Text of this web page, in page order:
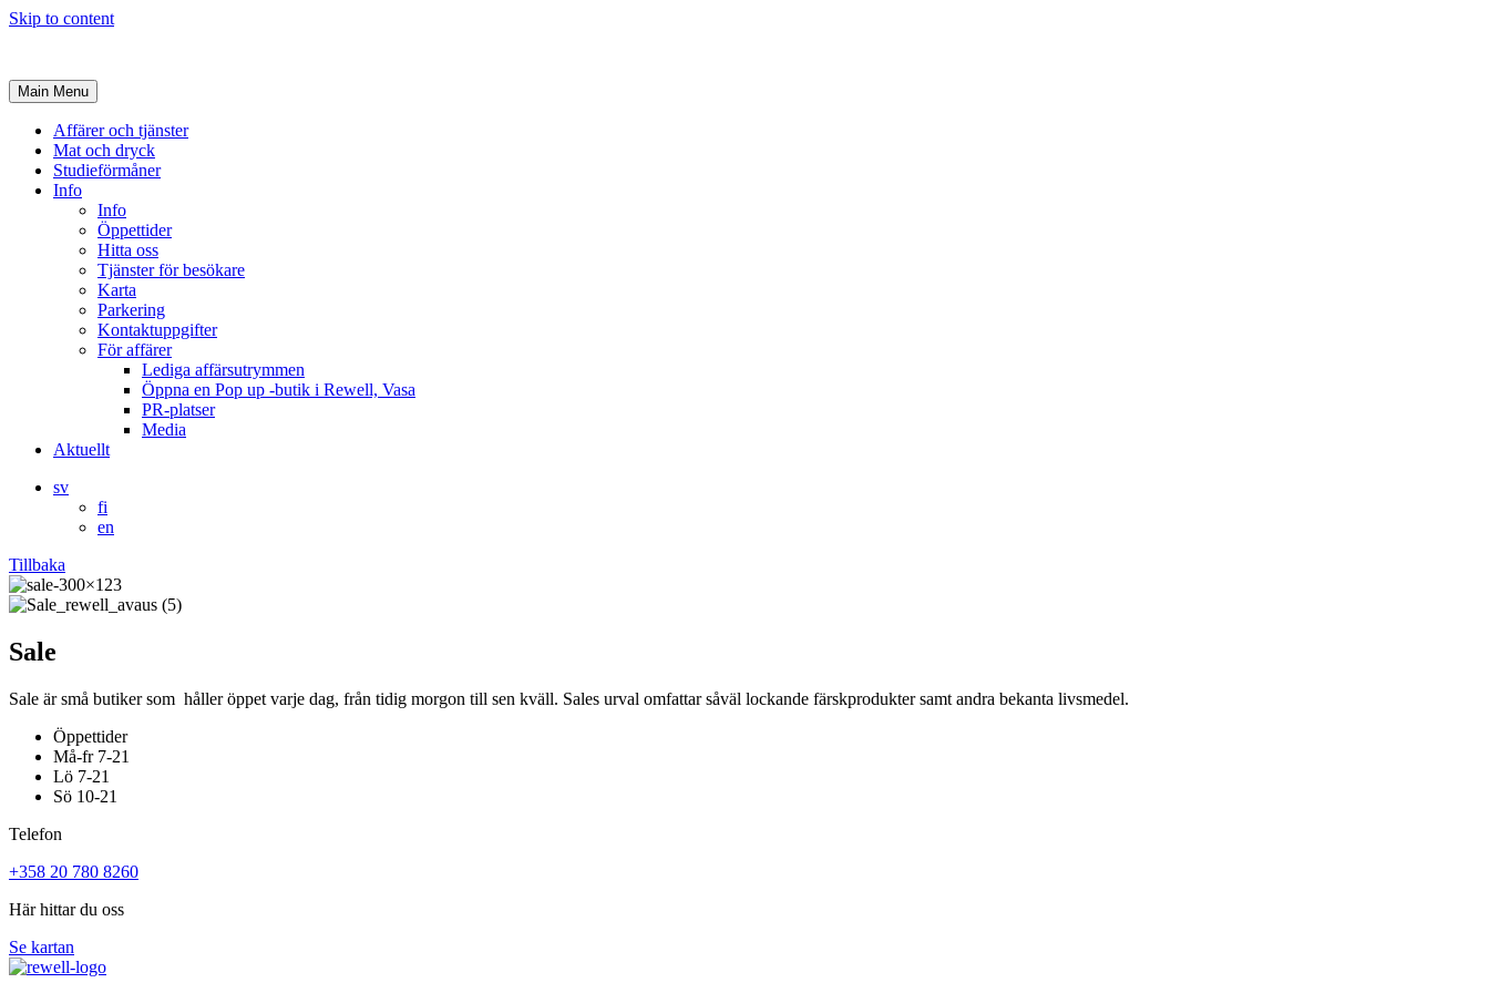
Skip to content
Main Menu
Affärer och tjänster
Mat och dryck
Studieförmåner
Info
Info
Öppettider
Hitta oss
Tjänster för besökare
Karta
Parkering
Kontaktuppgifter
För affärer
Lediga affärsutrymmen
Öppna en Pop up -butik i Rewell, Vasa
PR-platser
Media
Aktuellt
sv
fi
en
Tillbaka
Sale
Sale är små butiker som håller öppet varje dag, från tidig morgon till sen kväll. Sales urval omfattar såväl lockande färskprodukter samt andra bekanta livsmedel.
Öppettider
Må-fr 7-21
Lö 7-21
Sö 10-21
Telefon
+358 20 780 8260
Här hittar du oss
Se kartan